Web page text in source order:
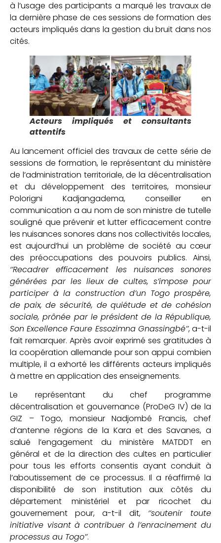
à l’usage des participants a marqué les travaux de
la dernière phase de ces sessions de formation des
acteurs impliqués dans la gestion du bruit dans nos
cités.
Acteurs impliqués et consultants
attentifs
Au lancement officiel des travaux de cette série de
sessions de formation, le représentant du ministère
de l’administration territoriale, de la décentralisation
et du développement des territoires, monsieur
Polorigni Kadjangadema, conseiller en
communication a au nom de son ministre de tutelle
souligné que prévenir et lutter efficacement contre
les nuisances sonores dans nos collectivités locales,
est aujourd’hui un problème de société au cœur
des préoccupations des pouvoirs publics. Ainsi,
‘’Recadrer efficacement les nuisances sonores
générées par les lieux de cultes, s’impose pour
participer à la construction d’un Togo prospère,
de paix, de sécurité, de quiétude et de cohésion
sociale, prônée par le président de la République,
Son Excellence Faure Essozimna Gnassingbé’’, a-t-il
fait remarquer. Après avoir exprimé ses gratitudes à
la coopération allemande pour son appui combien
multiple, il a exhorté les différents acteurs impliqués
à mettre en application des enseignements.
Le représentant du chef programme
décentralisation et gouvernance (ProDeG IV) de la
GIZ – Togo, monsieur Nadjombé Francis, chef
d’antenne régions de la Kara et des Savanes, a
salué l’engagement du ministère MATDDT en
général et de la direction des cultes en particulier
pour tous les efforts consentis ayant conduit à
l’aboutissement de ce processus. Il a réaffirmé la
disponibilité de son institution aux côtés du
département ministériel et par ricochet du
gouvernement pour, a-t-il dit, ‘’soutenir toute
initiative visant à contribuer à l’enracinement du
processus au Togo’’.